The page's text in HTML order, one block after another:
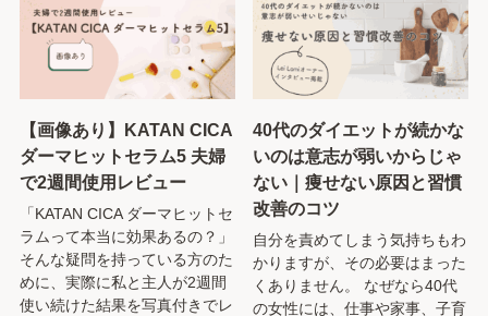
【画像あり】KATAN CICA
ダーマヒットセラム5 夫婦
で2週間使用レビュー
「KATAN CICA ダーマヒットセ
ラムって本当に効果あるの？」
そんな疑問を持っている方のた
めに、実際に私と主人が2週間
使い続けた結果を写真付きでレ
40代のダイエットが続かな
いのは意志が弱いからじゃ
ない｜痩せない原因と習慣
改善のコツ
自分を責めてしまう気持ちもわ
かりますが、その必要はまった
くありません。 なぜなら40代
の女性には、仕事や家事、子育